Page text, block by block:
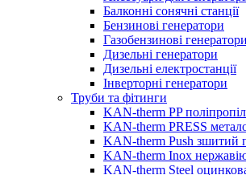
Балконні сонячні станції
Бензинові генератори
Газобензинові генератори
Дизельні генератори
Дизельні електростанції
Інверторні генератори
Труби та фітинги
KAN-therm PP
KAN-therm PRESS
KAN-therm Push зшитий
KAN-therm Inox
KAN-therm Steel